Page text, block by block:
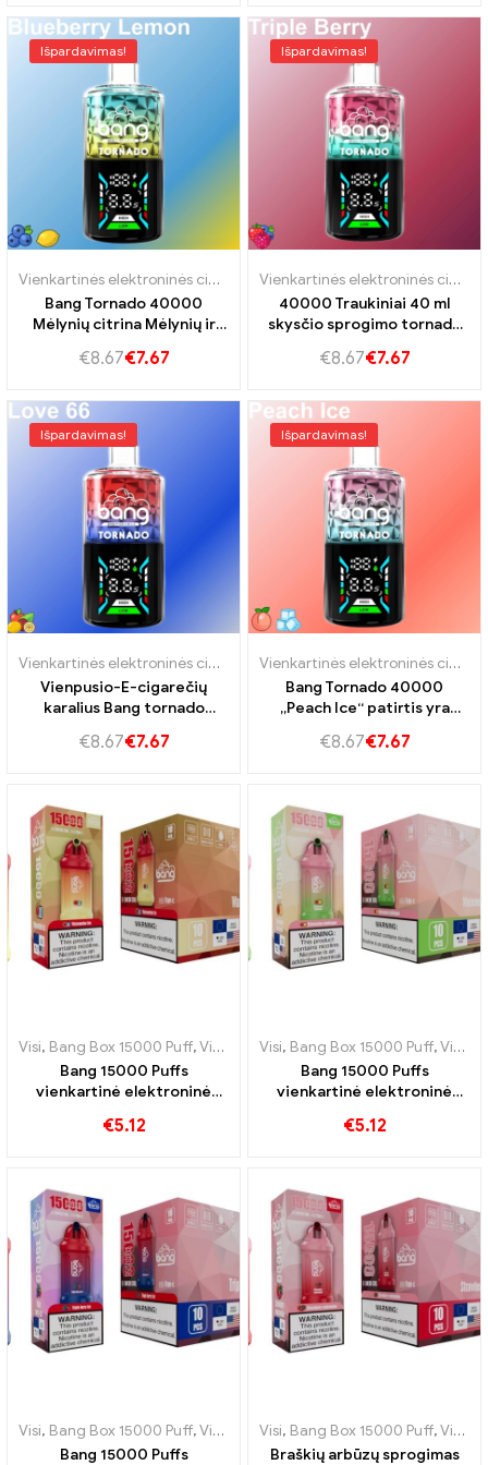
Išpardavimas!
Vienkartinės elektroninės cigaretės Slovakija ,Vienkartinės
Bang Tornado 40000
Mėlynių citrina Mėlynių ir
€8.67€7.67
Išpardavimas!
Vienkartinės elektroninės cigaretės Slovakija
40000 Traukiniai 40 ml
skysčio sprogimo tornado
intensyviam uogų
€8.67€7.67
Išpardavimas!
Vienkartinės elektroninės cigaretės Slovakija ,Vienkartinės
Vienpusio-E-cigarečių
karalius Bang tornado
€8.67€7.67
Išpardavimas!
Vienkartinės elektroninės cigaretės Slovakija
Bang Tornado 40000
„Peach Ice“ patirtis yra
€8.67€7.67
Visi, Bang Box 15000 Puff,Vienkartinės elektroninės cigaretės Švedija
Bang 15000 Puffs
vienkartinė elektroninė
susimaišo su gaiviu skoniu
€5.12
Visi, Bang Box 15000 Puff,Vienkartinės elektroninės cigaretės Švedija
Bang 15000 Puffs
vienkartinė elektroninė
saldumas yra jausmų šventė
€5.12
Visi, Bang Box 15000 Puff,Vienkartinės elektroninės cigaretės Švedija
Bang 15000 Puffs
Visi, Bang Box 15000 Puff,Vienkartinės elektroninės cigaretės Švedija
Braškių arbūzų sprogimas